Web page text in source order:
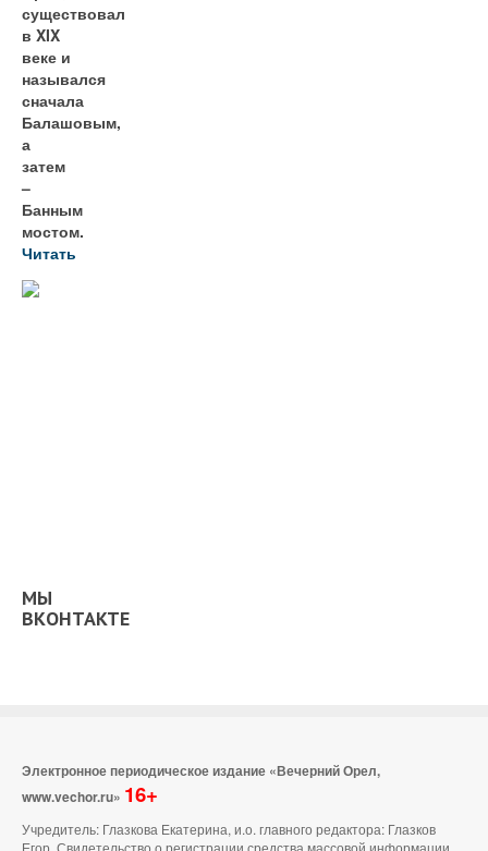
существовал
в XIX
веке и
назывался
сначала
Балашовым,
а
затем
–
Банным
мостом.
Читать
МЫ
ВКОНТАКТЕ
Электронное периодическое издание «Вечерний Орел,
www.vechor.ru» 16+
Учредитель: Глазкова Екатерина, и.о. главного редактора: Глазков
Егор Свидетельство о регистрации средства массовой информации